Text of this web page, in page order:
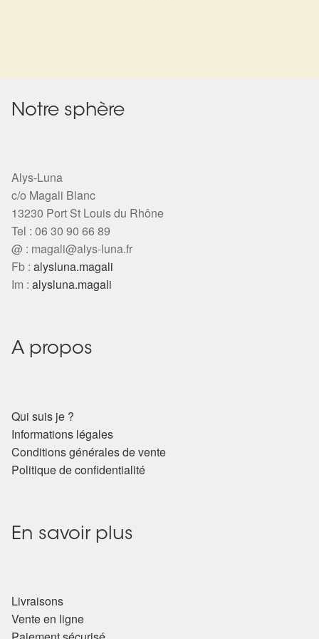
Soin beauté
Encens
Déco
Cadeaux de naissance
Ésotérisme : les pratiques spirituelles du monde invisible
Magie: Le Savoir des Sorcières
intérieur
Les pierres en détail
La roue de l’année
Validation de la commande
Notre sphère
Alys-Luna
c/o Magali Blanc
13230 Port St Louis du Rhône
Tel : 06 30 90 66 89
@ : magali@alys-luna.fr
Fb : alysluna.magali
Im : alysluna.magali
A propos
Qui suis je ?
Informations légales
Conditions générales de vente
Politique de confidentialité
En savoir plus
Livraisons
Vente en ligne